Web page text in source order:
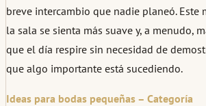
breve intercambio que nadie planeó. Este
la sala se sienta más suave y, a menudo,
que el día respire sin necesidad de
que algo importante está sucediendo.
Ideas para bodas pequeñas – Categoría